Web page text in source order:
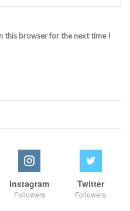
this browser for the next time I
Instagram
Followers
Twitter
Followers